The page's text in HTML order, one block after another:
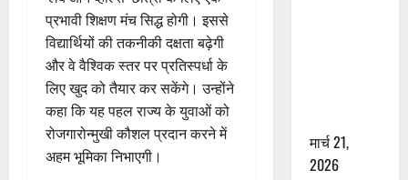
प्रभावी शिक्षण मंच सिद्ध होगी। इससे
विद्यार्थियों की तकनीकी दक्षता बढ़ेगी
और वे वैश्विक स्तर पर प्रतिस्पर्धा के
लिए खुद को तैयार कर सकेंगे। उन्होंने
कहा कि यह पहल राज्य के युवाओं को
रोजगारोन्मुखी कौशल प्रदान करने में
अहम भूमिका निभाएगी।
मार्च 21,
2026